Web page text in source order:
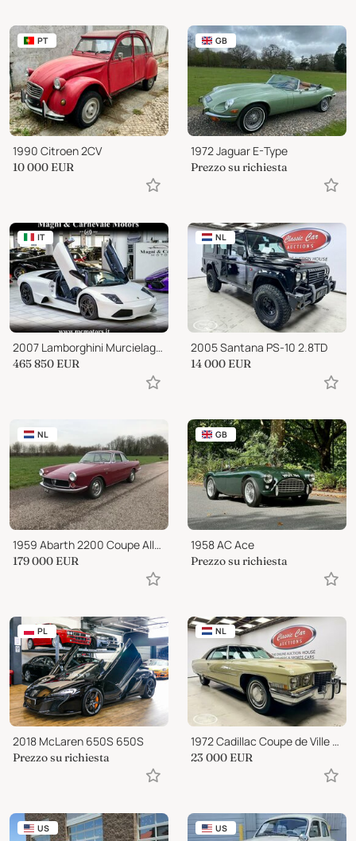
PT
1990 Citroen 2CV
10 000 EUR
GB
1972 Jaguar E-Type
Prezzo su richiesta
IT
2007 Lamborghini Murcielago LP 640
465 850 EUR
NL
2005 Santana PS-10 2.8TD
14 000 EUR
NL
1959 Abarth 2200 Coupe Allemano
179 000 EUR
GB
1958 AC Ace
Prezzo su richiesta
PL
2018 McLaren 650S 650S
Prezzo su richiesta
NL
1972 Cadillac Coupe de Ville - ONLINE AUCTION
23 000 EUR
US US